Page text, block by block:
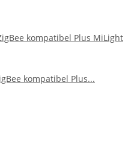
kompatibel Plus MiLight